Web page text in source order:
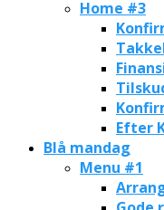
Home #3
Efter
Blå mandag
Menu #1